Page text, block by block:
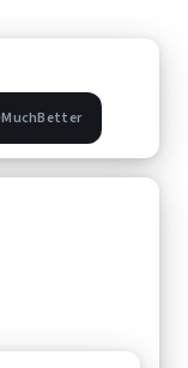
MuchBetter